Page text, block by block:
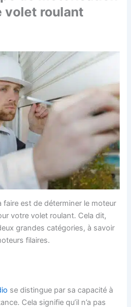
volet roulant
faire est de déterminer le moteur
votre volet roulant. Cela dit,
grandes catégories, à savoir
filaires.
se distingue par sa capacité à
Cela signifie qu’il n’a pas